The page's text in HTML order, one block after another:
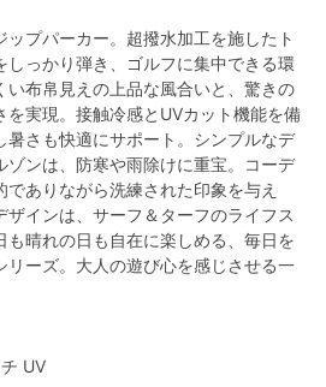
プパーカー。超撥水加工を施したト
しっかり弾き、ゴルフに集中できる環
い布帛見えの上品な風合いと、驚きの
を実現。接触冷感とUVカット機能を備
暑さも快適にサポート。シンプルなデ
ゾンは、防寒や雨除けに重宝。コーデ
でありながら洗練された印象を与え
ザインは、サーフ＆ターフのライフス
も晴れの日も自在に楽しめる、毎日を
リーズ。大人の遊び心を感じさせる一
UV